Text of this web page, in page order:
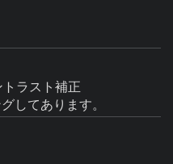
ラスト補正
してあります。